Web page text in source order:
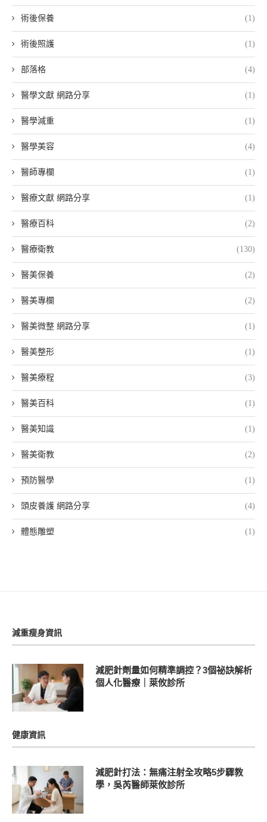
術後保養 (1)
術後照護 (1)
部落格 (4)
醫學文獻 網路分享 (1)
醫學減重 (1)
醫學美容 (4)
醫師專欄 (1)
醫療文獻 網路分享 (1)
醫療百科 (2)
醫療衛教 (130)
醫美保養 (2)
醫美專欄 (2)
醫美微整 網路分享 (1)
醫美整形 (1)
醫美療程 (3)
醫美百科 (1)
醫美知識 (1)
醫美衛教 (2)
預防醫學 (1)
頭皮養護 網路分享 (4)
體態雕塑 (1)
減重瘦身資訊
減肥針劑量如何精準調控？3個祕訣解析
個人化醫療｜萊攸診所
健康資訊
減肥針打法：無痛注射全攻略5步驟教
學，吳芮醫師萊攸診所